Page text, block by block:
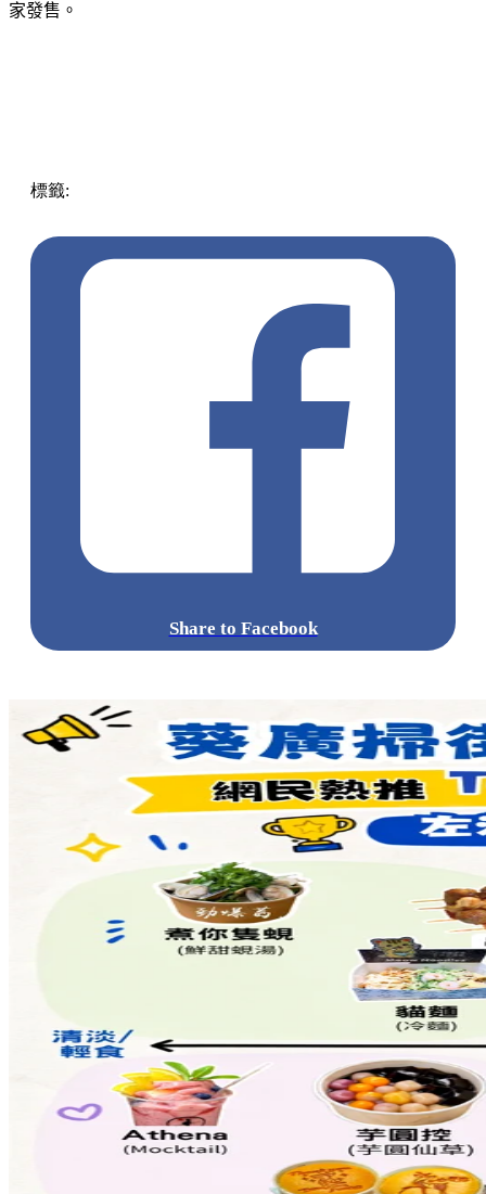
家發售。
標籤:
Share to Facebook